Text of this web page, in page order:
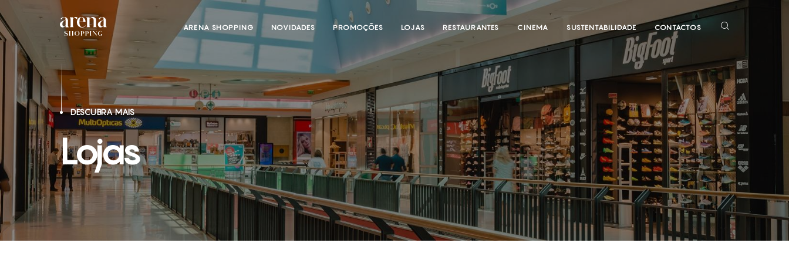
ARENA SHOPPING NOVIDADES PROMOÇÕES LOJAS RESTAURANTES CINEMA SUSTENTABILIDADE CONTACTOS
DESCUBRA MAIS
Lojas